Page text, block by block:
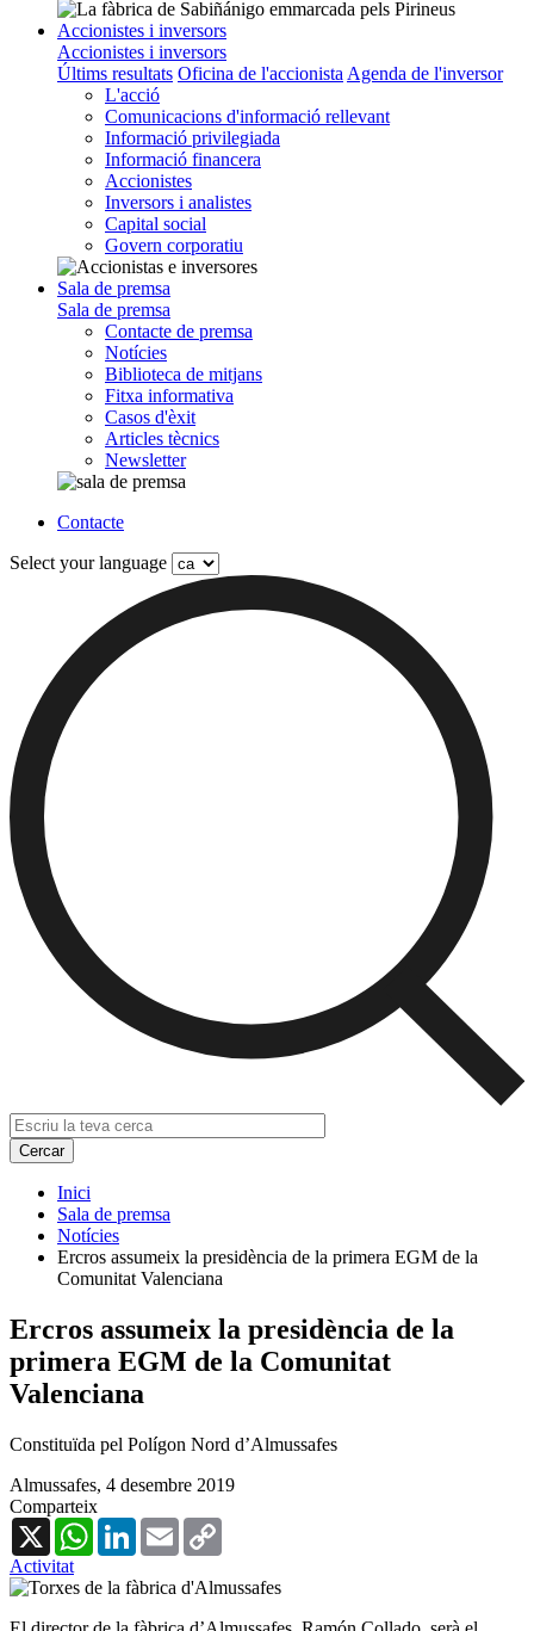
Accionistes i inversors
Accionistes i inversors
Últims resultats Oficina de l'accionista Agenda de l'inversor
L'acció
Comunicacions d'informació rellevant
Informació privilegiada
Informació financera
Accionistes
Inversors i analistes
Capital social
Govern corporatiu
Sala de premsa
Sala de premsa
Contacte de premsa
Notícies
Biblioteca de mitjans
Fitxa informativa
Casos d'èxit
Articles tècnics
Newsletter
Contacte
Select your language
Inici
Sala de premsa
Notícies
Ercros assumeix la presidència de la primera EGM de la
Comunitat Valenciana
Ercros assumeix la presidència de la
primera EGM de la Comunitat
Valenciana
Constituïda pel Polígon Nord d’Almussafes
Almussafes, 4 desembre 2019
Comparteix
X
WhatsAppLinkedInEmail
Activitat